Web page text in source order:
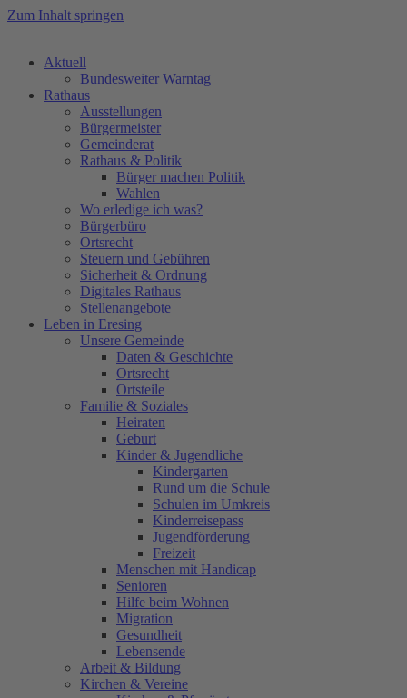
Zum Inhalt springen
Aktuell
Bundesweiter Warntag
Rathaus
Ausstellungen
Bürgermeister
Gemeinderat
Rathaus & Politik
Bürger machen Politik
Wahlen
Wo erledige ich was?
Bürgerbüro
Ortsrecht
Steuern und Gebühren
Sicherheit & Ordnung
Digitales Rathaus
Stellenangebote
Leben in Eresing
Unsere Gemeinde
Daten & Geschichte
Ortsrecht
Ortsteile
Familie & Soziales
Heiraten
Geburt
Kinder & Jugendliche
Kindergarten
Rund um die Schule
Schulen im Umkreis
Kinderreisepass
Jugendförderung
Freizeit
Menschen mit Handicap
Senioren
Hilfe beim Wohnen
Migration
Gesundheit
Lebensende
Arbeit & Bildung
Kirchen & Vereine